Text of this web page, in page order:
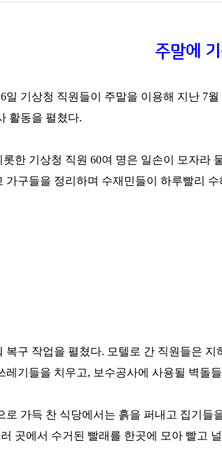
주말에
일 기상청 직원들이 주말을 이용해 지난 7
활동을 펼쳤다.
한 기상청 직원 60여 명은 일손이 모자라
가구들을 정리하며 수재민들이 하루빨리
복구 작업을 펼쳤다. 모텔로 간 직원들은
레기들을 치우고, 보수공사에 사용될 벽돌
로 가득 찬 식당에서는 흙을 퍼내고 집기
곳에서 수거된 빨래를 한곳에 모아 빨고